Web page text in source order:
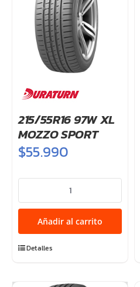
215/55R16 97W XL
MOZZO SPORT
$55.990
97W
XL
MOZZO
SPORT
cantidad
Añadir al carrito
Detalles